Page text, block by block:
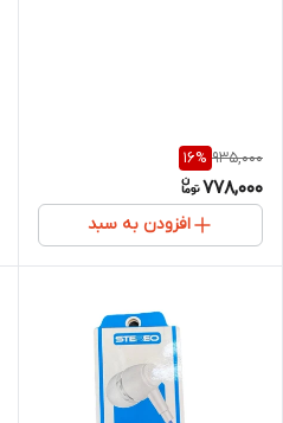
935,000
16%
778,000
افزودن به سبد